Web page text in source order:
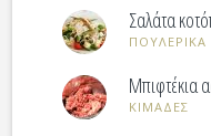
Σαλάτα
ΠΟΥΛΕΡΙΚΑ
Μπιφτέκια
ΚΙΜΑΔΕΣ